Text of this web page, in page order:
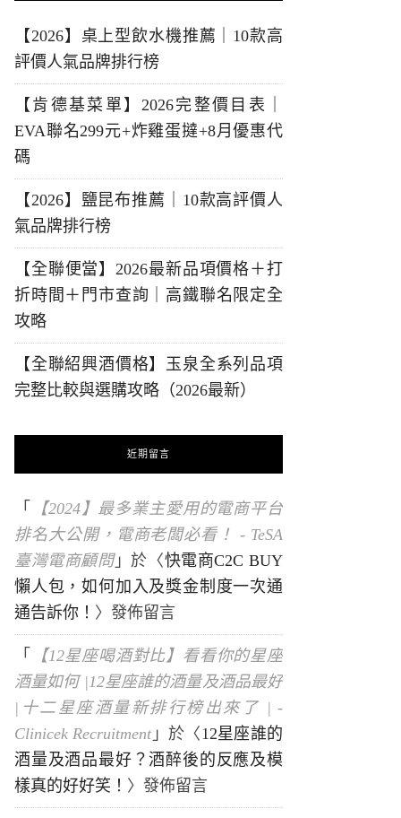
【2026】桌上型飲水機推薦｜10款高
評價人氣品牌排行榜
【肯德基菜單】2026完整價目表｜
EVA聯名299元+炸雞蛋撻+8月優惠代
碼
【2026】鹽昆布推薦｜10款高評價人
氣品牌排行榜
【全聯便當】2026最新品項價格＋打
折時間＋門市查詢｜高鐵聯名限定全
攻略
【全聯紹興酒價格】玉泉全系列品項
完整比較與選購攻略（2026最新）
近期留言
「
【2024】最多業主愛用的電商平台
排名大公開，電商老闆必看！ - TeSA
臺灣電商顧問」於〈快電商C2C BUY
懶人包，如何加入及獎金制度一次通
通告訴你！ 〉發佈留言
「
【12星座喝酒對比】看看你的星座
酒量如何 |12星座誰的酒量及酒品最好
|十二星座酒量新排行榜出來了 | -
Clinicek Recruitment 」於〈 12星座誰的
酒量及酒品最好？酒醉後的反應及模
樣真的好好笑！ 〉發佈留言